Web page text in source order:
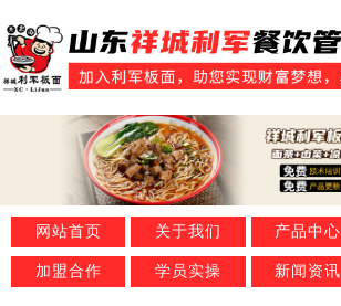
网站首页 关于我们 产品中心
加盟合作 学员实操 新闻资讯